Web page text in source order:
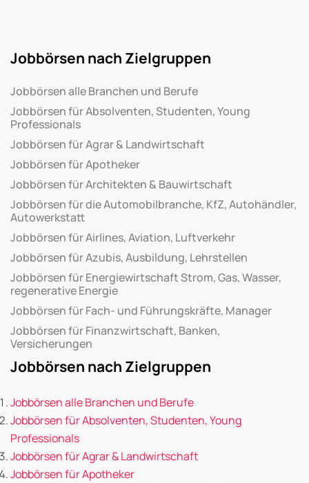
Jobbörsen nach Zielgruppen
Jobbörsen alle Branchen und Berufe
Jobbörsen für Absolventen, Studenten, Young
Professionals
Jobbörsen für Agrar & Landwirtschaft
Jobbörsen für Apotheker
Jobbörsen für Architekten & Bauwirtschaft
Jobbörsen für die Automobilbranche, KfZ, Autohändler,
Autowerkstatt
Jobbörsen für Airlines, Aviation, Luftverkehr
Jobbörsen für Azubis, Ausbildung, Lehrstellen
Jobbörsen für Energiewirtschaft Strom, Gas, Wasser,
regenerative Energie
Jobbörsen für Fach- und Führungskräfte, Manager
Jobbörsen für Finanzwirtschaft, Banken,
Versicherungen
Jobbörsen nach Zielgruppen
Jobbörsen alle Branchen und Berufe
Jobbörsen für Absolventen, Studenten, Young
Professionals
Jobbörsen für Agrar & Landwirtschaft
Jobbörsen für Apotheker